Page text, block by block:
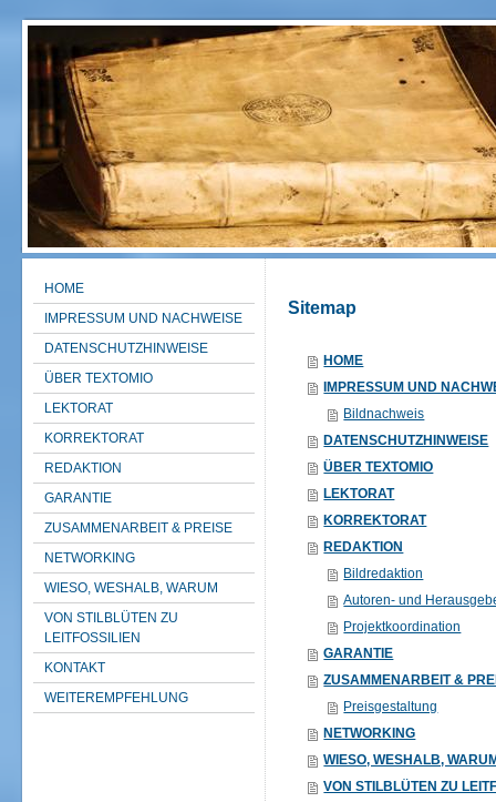
HOME
IMPRESSUM UND NACHWEISE
DATENSCHUTZHINWEISE
ÜBER TEXTOMIO
LEKTORAT
KORREKTORAT
REDAKTION
GARANTIE
ZUSAMMENARBEIT & PREISE
NETWORKING
WIESO, WESHALB, WARUM
VON STILBLÜTEN ZU
LEITFOSSILIEN
KONTAKT
WEITEREMPFEHLUNG
Sitemap
HOME
IMPRESSUM UND
Bildnachweis
DATENSCHUTZHINWEISE
ÜBER TEXTOMIO
LEKTORAT
KORREKTORAT
REDAKTION
Bildredaktion
Autoren- und
Projektkoordination
GARANTIE
ZUSAMMENARBEIT &
Preisgestaltung
NETWORKING
WIESO, WESHALB,
VON STILBLÜTEN ZU